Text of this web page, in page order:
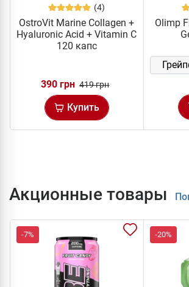
(4)
OstroVit Marine Collagen +
Hyaluronic Acid + Vitamin C
120 капс
390 грн 419 грн
Купить
Olimp
Акционные товары
-7% -20%